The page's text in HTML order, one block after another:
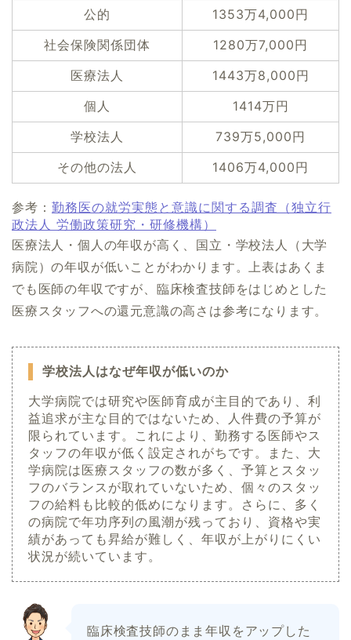
公的
1353万4,000円
社会保険関係団体
1280万7,000円
医療法人
1443万8,000円
個人
1414万円
学校法人
739万5,000円
その他の法人
1406万4,000円
参考： 勤務医の就労実態と意識に関する調査（独立行
政法人 労働政策研究・研修機構）
医療法人・個人の年収が高く、国立・学校法人（大学
病院）の年収が低いことがわかります。上表はあくま
でも医師の年収ですが、臨床検査技師をはじめとした
医療スタッフへの還元意識の高さは参考になります。
学校法人はなぜ年収が低いのか
大学病院では研究や医師育成が主目的であり、利
益追求が主な目的ではないため、人件費の予算が
限られています。これにより、勤務する医師やス
タッフの年収が低く設定されがちです。また、大
学病院は医療スタッフの数が多く、予算とスタッ
フのバランスが取れていないため、個々のスタッ
フの給料も比較的低めになります。さらに、多く
の病院で年功序列の風潮が残っており、資格や実
績があっても昇給が難しく、年収が上がりにくい
状況が続いています。
臨床検査技師のまま年収をアップした